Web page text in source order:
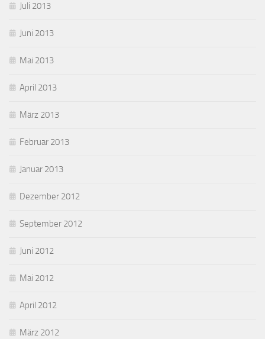
Juli 2013
Juni 2013
Mai 2013
April 2013
März 2013
Februar 2013
Januar 2013
Dezember 2012
September 2012
Juni 2012
Mai 2012
April 2012
März 2012